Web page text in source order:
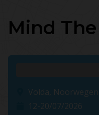
Mind
Volda, Noorwegen
12-20/07/2026